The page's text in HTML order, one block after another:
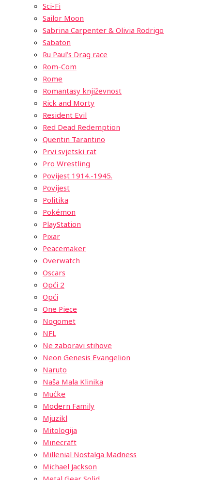
Sci-Fi
Sailor Moon
Sabrina Carpenter & Olivia Rodrigo
Sabaton
Ru Paul’s Drag race
Rom-Com
Rome
Romantasy književnost
Rick and Morty
Resident Evil
Red Dead Redemption
Quentin Tarantino
Prvi svjetski rat
Pro Wrestling
Povijest 1914.-1945.
Povijest
Politika
Pokémon
PlayStation
Pixar
Peacemaker
Overwatch
Oscars
Opći 2
Opći
One Piece
Nogomet
NFL
Ne zaboravi stihove
Neon Genesis Evangelion
Naruto
Naša Mala Klinika
Mućke
Modern Family
Mjuzikl
Mitologija
Minecraft
Millenial Nostalga Madness
Michael Jackson